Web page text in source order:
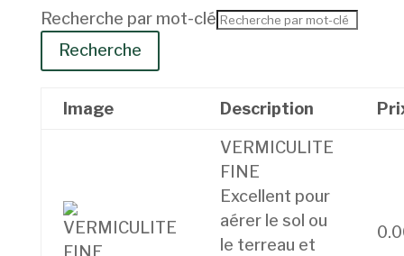
Recherche par mot-clé
Recherche
Image Description
VERMICULITE
FINE
Excellent pour
aérer le sol ou
le terreau et